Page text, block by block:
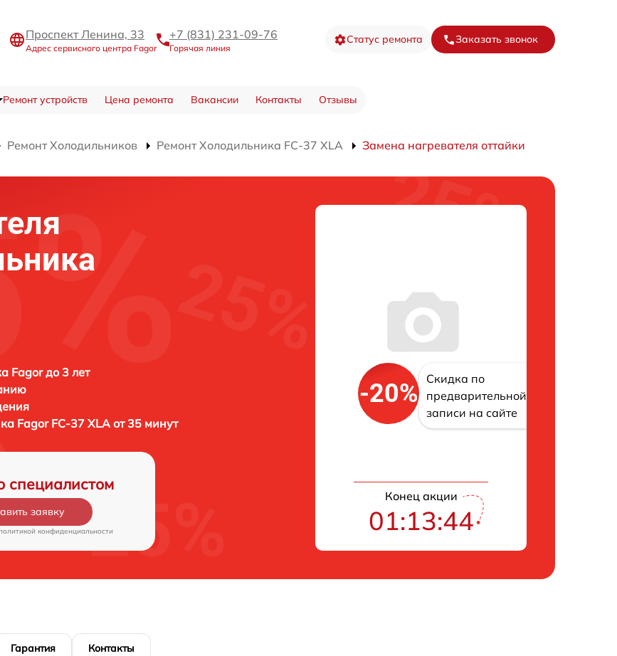
Проспект Ленина, 33
Адрес сервисного центра Fagor
+7 (831) 231-09-76
Горячая линия
Статус ремонта Заказать звонок
Ремонт устройств Цена ремонта Вакансии Контакты Отзывы
Ремонт Холодильников Ремонт Холодильника FC-37 XLA Замена нагревателя оттайки
Fagor до 3 лет
Fagor FC-37 XLA от 35 минут
специалистом
заявку
конфиденциальности
-20%
Скидка по
предварительной
записи на сайте
Конец акции
01:13:43
Гарантия Контакты